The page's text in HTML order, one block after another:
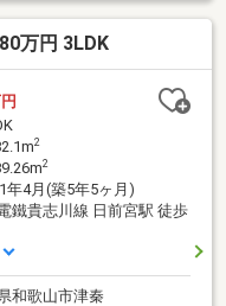
万円 3LDK
2
2
年4月(築5年5ヶ月)
鐵貴志川線 日前宮駅 徒歩
和歌山市津秦